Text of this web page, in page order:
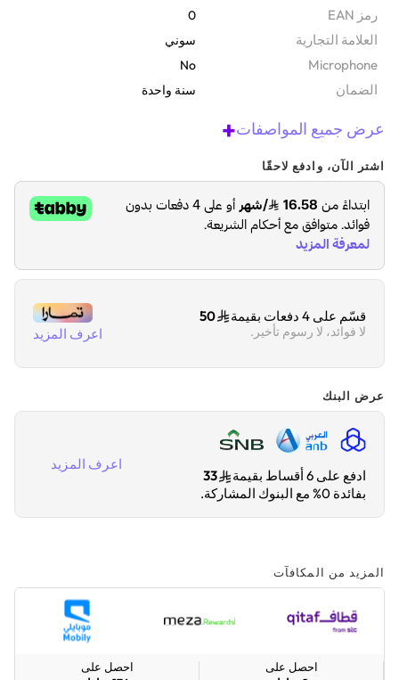
رمز EAN 0
‫العلامة التجارية سوني
Microphone
No
الضمان‬ سنة واحدة
عرض جميع المواصفات+
اشتر الآن، وادفع لاحقًا
قسّم على 4 دفعات بقيمة 50
لا فوائد، لا رسوم تأخير. اعرف المزيد
عرض البنك
ادفع على 6 أقساط بقيمة
33
بفائدة 0% مع البنوك المشاركة.
اعرف المزيد
المزيد من المكافآت
احصل على
احصل على